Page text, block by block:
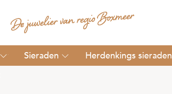
Sieraden Herdenkings sieraden